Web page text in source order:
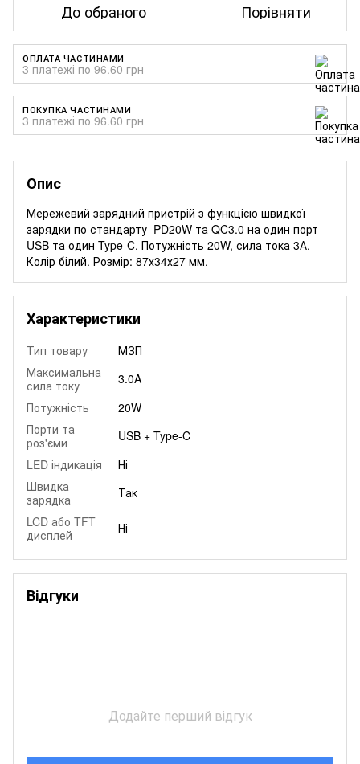
До обраного Порівняти
ОПЛАТА ЧАСТИНАМИ
3 платежі по 96.60 грн
ПОКУПКА ЧАСТИНАМИ
3 платежі по 96.60 грн
Опис
Мережевий зарядний пристрій з функцією швидкої
зарядки по стандарту PD20W та QC3.0 на один порт
USB та один Type-C. Потужність 20W, сила тока 3А.
Колір білий. Розмір: 87х34х27 мм.
Характеристики
Тип товару
МЗП
Максимальна
сила току
3.0A
Потужність
20W
Порти та
роз'єми
USB + Type-C
LED індикація
Ні
Швидка
зарядка
Так
LCD або TFT
дисплей
Ні
Відгуки
Додайте перший відгук